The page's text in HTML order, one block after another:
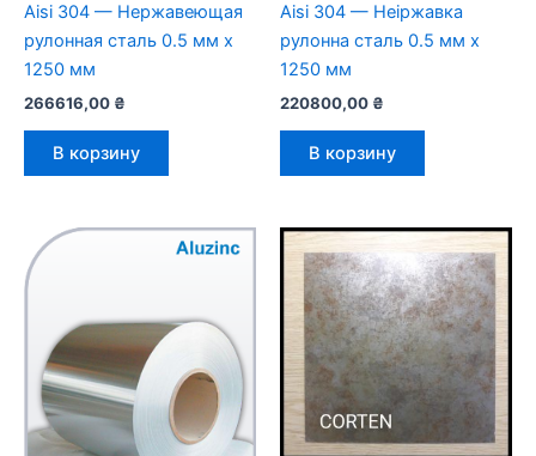
Aisi 304 — Нержавеющая
рулонная сталь 0.5 мм х
1250 мм
266616,00 ₴
В корзину
Aisi 304 — Неіржавка
рулонна сталь 0.5 мм х
1250 мм
220800,00 ₴
В корзину